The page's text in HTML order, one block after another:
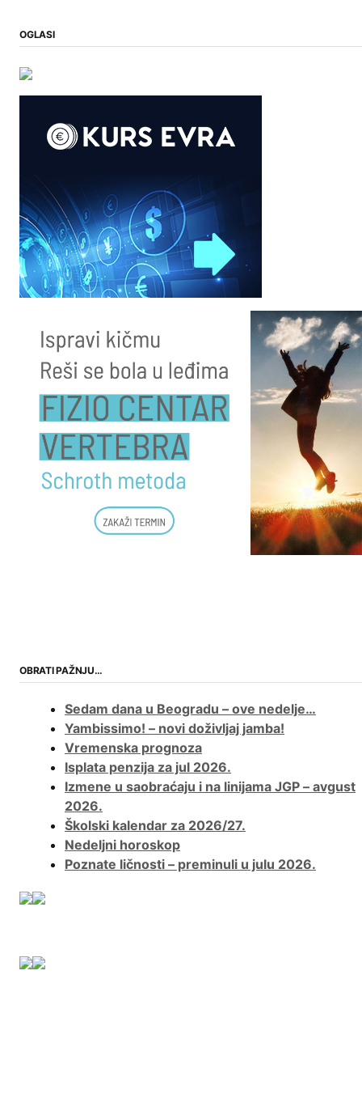
OGLASI
OBRATI PAŽNJU…
Sedam dana u Beogradu – ove nedelje…
Yambissimo! – novi doživljaj jamba!
Vremenska prognoza
Isplata penzija za jul 2026.
Izmene u saobraćaju i na linijama JGP – avgust
2026.
Školski kalendar za 2026/27.
Nedeljni horoskop
Poznate ličnosti – preminuli u julu 2026.